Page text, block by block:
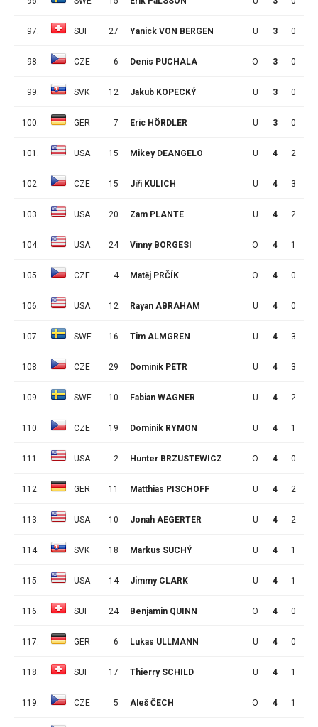
97. SUI 27 Yanick VON BERGEN U 3 0
98. CZE 6 Denis PUCHALA O 3 0
99. SVK 12 Jakub KOPECKÝ U 3 0
100. GER 7 Eric HÖRDLER U 3 0
101. USA 15 Mikey DEANGELO U 4 2
102. CZE 15 Jiří KULICH U 4 3
103. USA 20 Zam PLANTE U 4 2
104. USA 24 Vinny BORGESI O 4 1
105. CZE 4 Matěj PRČÍK O 4 0
106. USA 12 Rayan ABRAHAM U 4 0
107. SWE 16 Tim ALMGREN U 4 3
108. CZE 29 Dominik PETR U 4 3
109. SWE 10 Fabian WAGNER U 4 2
110. CZE 19 Dominik RYMON U 4 1
111. USA 2 Hunter BRZUSTEWICZ O 4 0
112. GER 11 Matthias PISCHOFF U 4 2
113. USA 10 Jonah AEGERTER U 4 2
114. SVK 18 Markus SUCHÝ U 4 1
115. USA 14 Jimmy CLARK U 4 1
116. SUI 24 Benjamin QUINN O 4 0
117. GER 6 Lukas ULLMANN U 4 0
118. SUI 17 Thierry SCHILD U 4 1
119. CZE 5 Aleš ČECH O 4 1